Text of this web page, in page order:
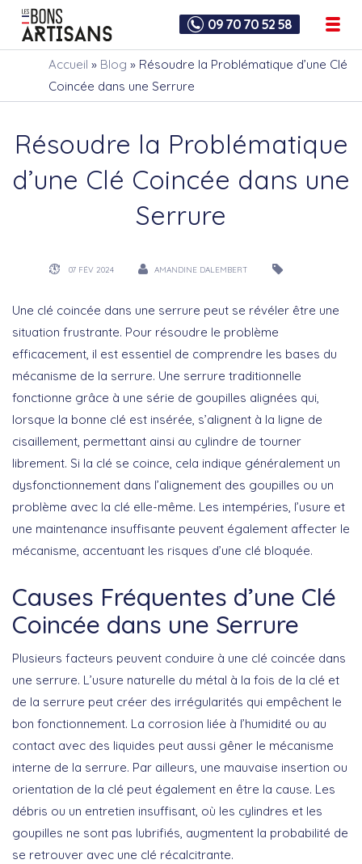
09 70 70 52 58
Accueil » Blog » Résoudre la Problématique d’une Clé
Coincée dans une Serrure
Résoudre la Problématique
d’une Clé Coincée dans une
Serrure
07 FÉV 2024 AMANDINE DALEMBERT
Une clé coincée dans une serrure peut se révéler être une
situation frustrante. Pour résoudre le problème
efficacement, il est essentiel de comprendre les bases du
mécanisme de la serrure. Une serrure traditionnelle
fonctionne grâce à une série de goupilles alignées qui,
lorsque la bonne clé est insérée, s’alignent à la ligne de
cisaillement, permettant ainsi au cylindre de tourner
librement. Si la clé se coince, cela indique généralement un
dysfonctionnement dans l’alignement des goupilles ou un
problème avec la clé elle-même. Les intempéries, l’usure et
une maintenance insuffisante peuvent également affecter le
mécanisme, accentuant les risques d’une clé bloquée.
Causes Fréquentes d’une Clé
Coincée dans une Serrure
Plusieurs facteurs peuvent conduire à une clé coincée dans
une serrure. L’usure naturelle du métal à la fois de la clé et
de la serrure peut créer des irrégularités qui empêchent le
bon fonctionnement. La corrosion liée à l’humidité ou au
contact avec des liquides peut aussi gêner le mécanisme
interne de la serrure. Par ailleurs, une mauvaise insertion ou
orientation de la clé peut également en être la cause. Les
débris ou un entretien insuffisant, où les cylindres et les
goupilles ne sont pas lubrifiés, augmentent la probabilité de
se retrouver avec une clé récalcitrante.